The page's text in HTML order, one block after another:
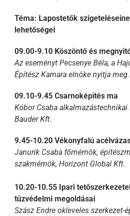
Téma: Lapostetők
lehetőségei
09.00-9.10 Köszöntő és
Az eseményt Pecsenye Béla, a
Építész Kamara elnöke nyitja meg.
09.10-9.45 Csarnoképítés ma
Kóbor Csaba alkalmazástechnikai
Bauder Kft.
9.45-10.20 Vékonyfalú
Janurik Csaba főmérnök,
szakmérnök, Horizont Global Kft.
10.20-10.55 Ipari
tűzvédelmi megoldásai
Szász Endre okleveles szerkezet-